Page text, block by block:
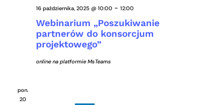
Webinarium „Poszukiwanie
partnerów do konsorcjum
projektowego”
16 października, 2025 @ 10:00 - 12:00
online na platformie MsTeams
pon.
20